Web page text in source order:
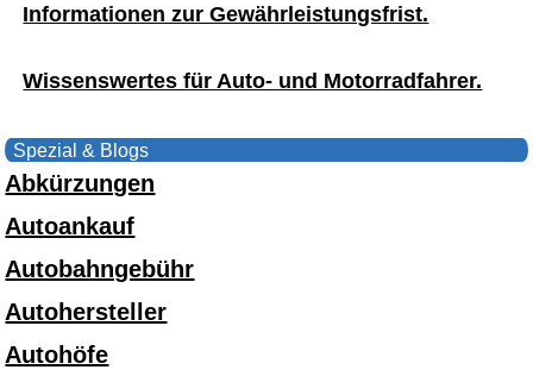
Informationen zur Gewährleistungsfrist.
Wissenswertes für Auto- und Motorradfahrer.
Spezial & Blogs
Abkürzungen
Autoankauf
Autobahngebühr
Autohersteller
Autohöfe